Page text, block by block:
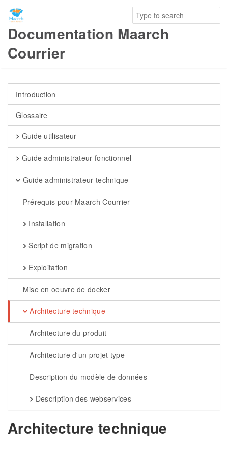
Documentation Maarch
Courrier
Introduction
Glossaire
Guide utilisateur
Guide administrateur fonctionnel
Guide administrateur technique
Prérequis pour Maarch Courrier
Installation
Script de migration
Exploitation
Mise en oeuvre de docker
Architecture technique
Architecture du produit
Architecture d'un projet type
Description du modèle de données
Description des webservices
Architecture technique